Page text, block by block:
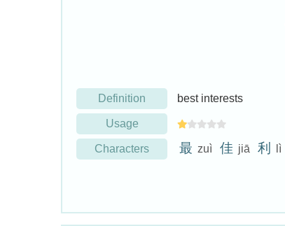
Definition best interests
Usage
Characters 最 zuì 佳 jiā 利 lì